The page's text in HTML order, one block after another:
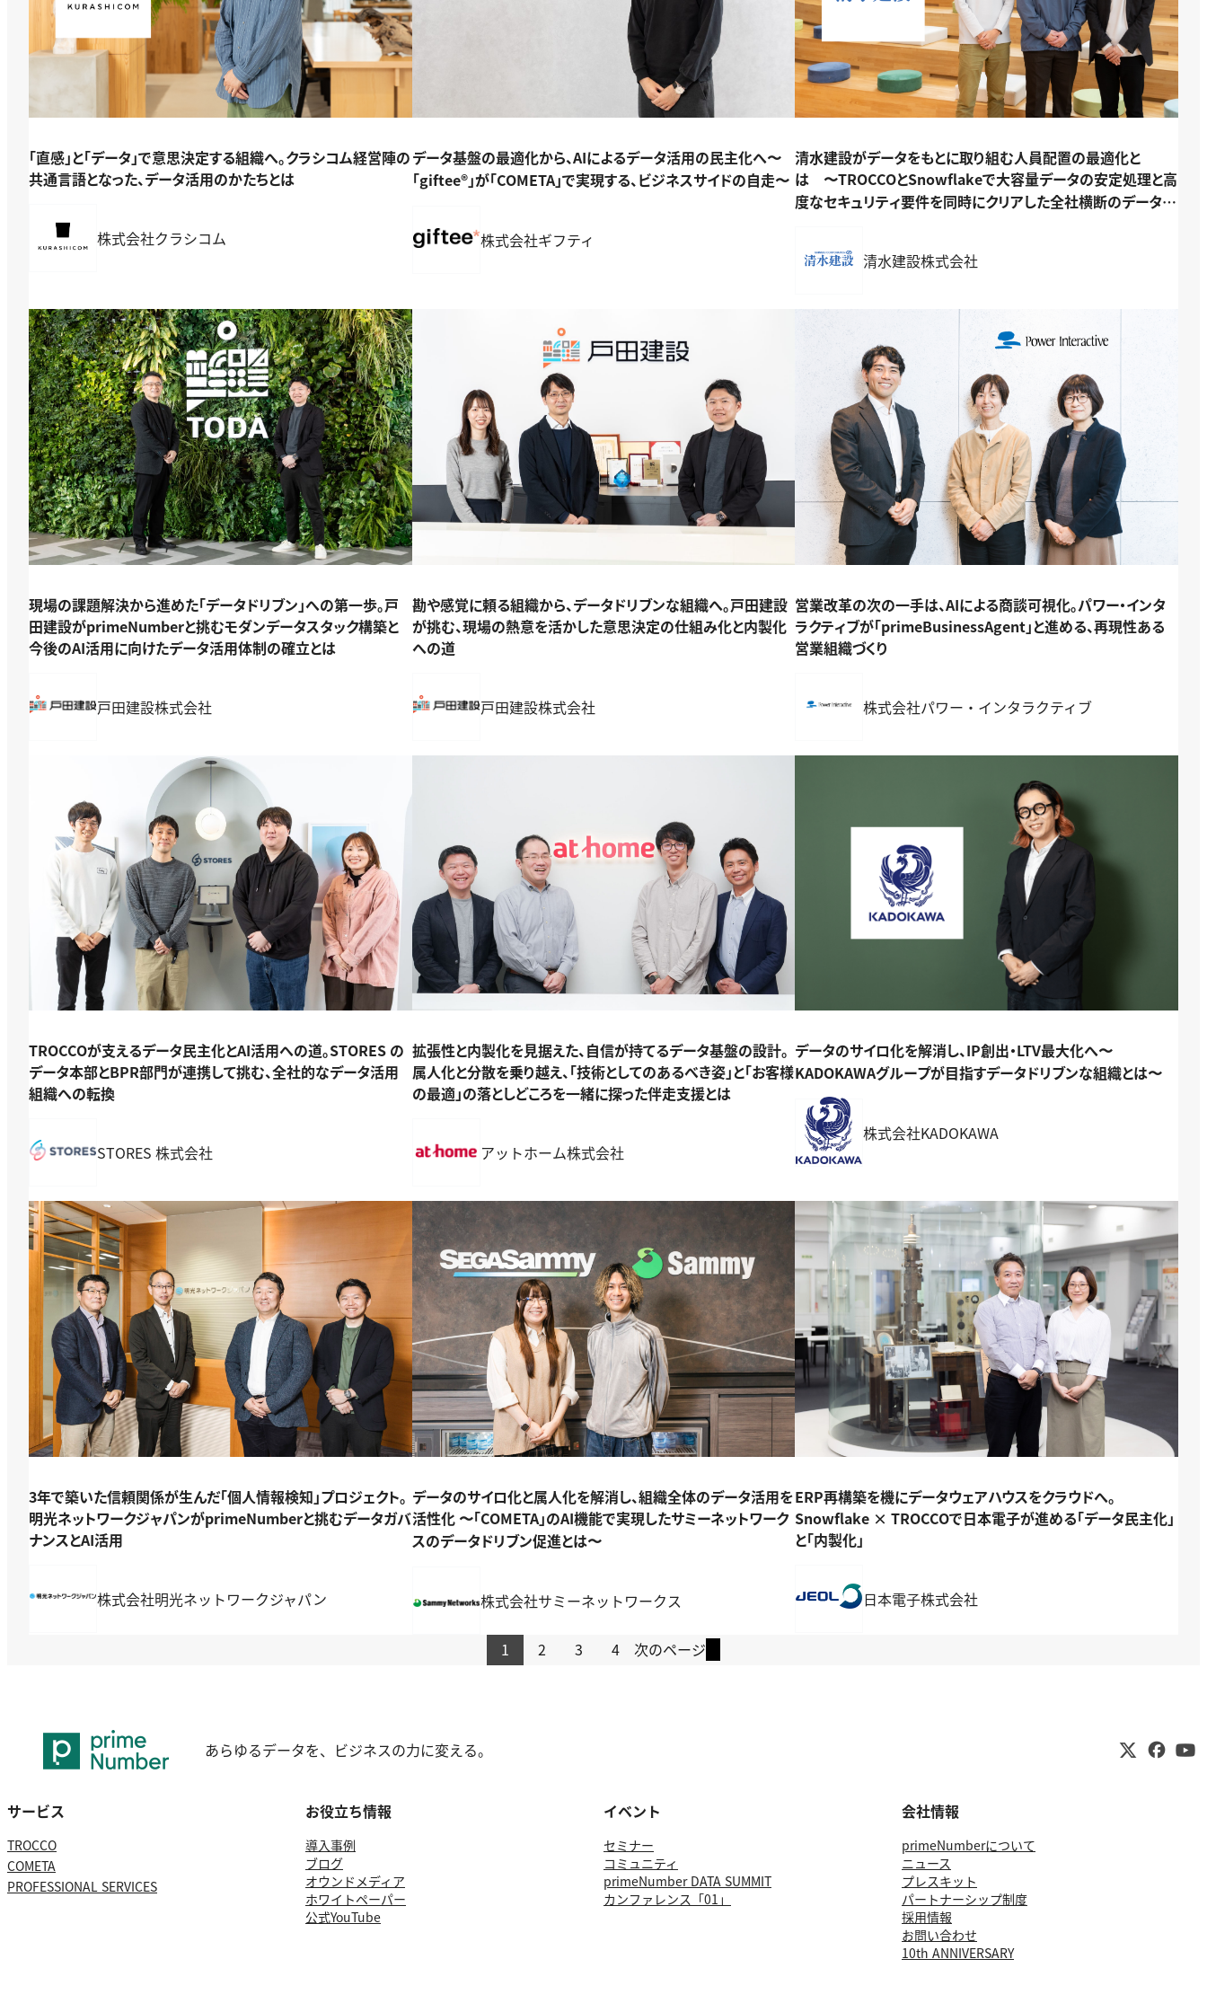
「直感」と「データ」で意思決定する組織へ。クラシコム経営陣の
共通言語となった、データ活用のかたちとは
株式会社クラシコム
データ基盤の最適化から、AIによるデータ活用の民主化へ〜
「giftee®」が「COMETA」で実現する、ビジネスサイドの自走〜
株式会社ギフティ
清水建設がデータをもとに取り組む人員配置の最適化と
は 〜TROCCOとSnowflakeで大容量データの安定処理と高
度なセキュリティ要件を同時にクリアした全社横断のデータ基
清水建設株式会社
現場の課題解決から進めた「データドリブン」への第一歩。戸
田建設がprimeNumberと挑むモダンデータスタック構築と
今後のAI活用に向けたデータ活用体制の確立とは
戸田建設株式会社
勘や感覚に頼る組織から、データドリブンな組織へ。戸田建設
が挑む、現場の熱意を活かした意思決定の仕組み化と内製化
への道
戸田建設株式会社
営業改革の次の一手は、AIによる商談可視化。パワー・インタ
ラクティブが「primeBusinessAgent」と進める、再現性ある
営業組織づくり
株式会社パワー・インタラクティブ
TROCCOが支えるデータ民主化とAI活用への道。STORES の
データ本部とBPR部門が連携して挑む、全社的なデータ活用
組織への転換
STORES 株式会社
拡張性と内製化を見据えた、自信が持てるデータ基盤の設計。
属人化と分散を乗り越え、「技術としてのあるべき姿」と「お客様
の最適」の落としどころを一緒に探った伴走支援とは
アットホーム株式会社
データのサイロ化を解消し、IP創出・LTV最大化へ〜
KADOKAWAグループが目指すデータドリブンな組織とは〜
株式会社KADOKAWA
3年で築いた信頼関係が生んだ「個人情報検知」プロジェクト。
明光ネットワークジャパンがprimeNumberと挑むデータガバ
ナンスとAI活用
株式会社明光ネットワークジャパン
データのサイロ化と属人化を解消し、組織全体のデータ活用を
活性化 〜「COMETA」のAI機能で実現したサミーネットワーク
スのデータドリブン促進とは〜
株式会社サミーネットワークス
ERP再構築を機にデータウェアハウスをクラウドへ。
Snowflake × TROCCOで日本電子が進める「データ民主化」
と「内製化」
日本電子株式会社
1 2 3 4 次のページ
あらゆるデータを、ビジネスの力に変える。
サービス
TROCCO
COMETA
PROFESSIONAL SERVICES
お役立ち情報
導入事例
ブログ
オウンドメディア
ホワイトペーパー
公式YouTube
イベント
セミナー
コミュニティ
primeNumber DATA SUMMIT
カンファレンス「01」
会社情報
primeNumberについて
ニュース
プレスキット
パートナーシップ制度
採用情報
お問い合わせ
10th ANNIVERSARY